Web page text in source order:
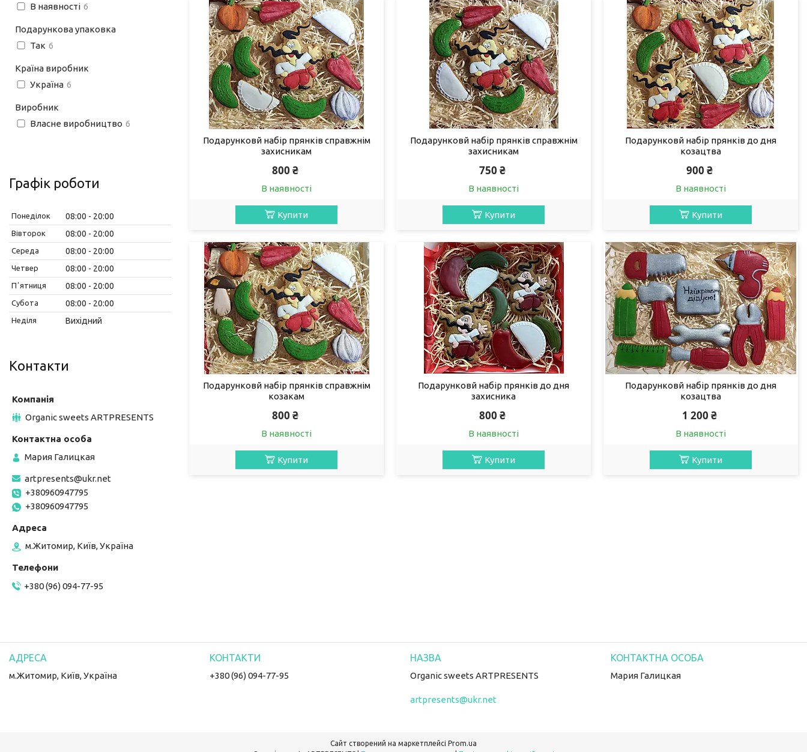
Подарунковй набір прянків справжнім
захисникам
800 ₴
В наявності
Купити
Подарунковй набір прянків справжнім
захисникам
750 ₴
В наявності
Купити
Подарунковй набір прянків до дня
козацтва
900 ₴
В наявності
Купити
Подарунковй набір прянків справжнім
козакам
800 ₴
В наявності
Купити
Подарунковй набір прянків до дня
захисника
800 ₴
В наявності
Купити
Подарунковй набір прянків до дня
козацтва
1 200 ₴
В наявності
Купити
В наявності 6
Подарункова упаковка
Так 6
Країна виробник
Україна 6
Виробник
Власне виробництво 6
Графік роботи
Понеділок 08:00 20:00
Вівторок 08:00 20:00
Середа 08:00 20:00
Четвер 08:00 20:00
Пʼятниця 08:00 20:00
Субота 08:00 20:00
Неділя Вихідний
Контакти
Organic sweets ARTPRESENTS
Мария Галицкая
artpresents@ukr.net
+380960947795
+380960947795
м.Житомир, Київ, Україна
+380 (96) 094-77-95
м.Житомир, Київ, Україна +380 (96) 094-77-95 Organic sweets ARTPRESENTS
artpresents@ukr.net
Мария Галицкая
Сайт створений на маркетплейсі Prom.ua